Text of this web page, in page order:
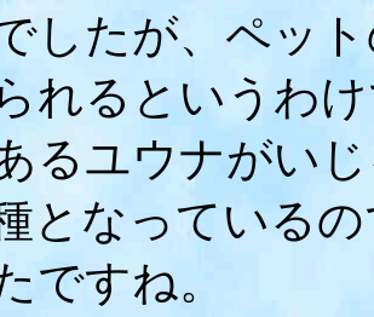
したが、ペッ
れるというわ
るユウナがい
となっている
ですね。